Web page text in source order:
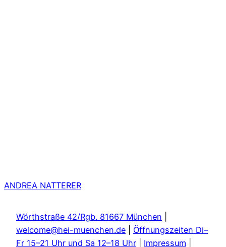
ANDREA NATTERER
Wörthstraße 42/Rgb. 81667 München
welcome@hei-muenchen.de
Öffnungszeiten Di–
Fr 15–21 Uhr und Sa 12–18 Uhr
Impressum